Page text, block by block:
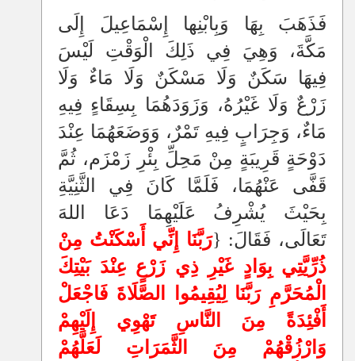
فَذَهَبَ بِهَا وَبِابْنِها إِسْمَاعِيلَ إِلَى
مَكَّةَ، وَهِيَ فِي ذَلِكَ الْوَقْتِ لَيْسَ
فِيهَا سَكَنٌ وَلَا مَسْكَنٌ وَلَا مَاءٌ وَلَا
زَرْعٌ وَلَا غَيْرُهُ، وَزَوَدَهُمَا بِسِقَاءٍ فِيهِ
مَاءٌ، وَجِرَابٍ فِيهِ تَمْرٌ، وَوَضَعَهُمَا عِنْدَ
دَوْحَةٍ قَرِيبَةٍ مِنْ مَحِلِّ بِئْرِ زَمْزَم، ثُمَّ
قَفَّى عَنْهُمَا، فَلَمَّا كَانَ فِي الثَّنِيَّةِ
بِحَيْثَ يُشْرِفُ عَلَيْهِمَا دَعَا اللهَ
تَعَالَى، فَقَالَ: {رَبَّنَا إِنِّي أَسْكَنْتُ مِنْ
ذُرِّيَّتِي بِوَادٍ غَيْرِ ذِي زَرْعٍ عِنْدَ بَيْتِكَ
الْمُحَرَّمِ رَبَّنَا لِيُقِيمُوا الصَّلَاةَ فَاجْعَلْ
أَفْئِدَةً مِنَ النَّاسِ تَهْوِي إِلَيْهِمْ
وَارْزُقْهُمْ مِنَ الثَّمَرَاتِ لَعَلَّهُمْ